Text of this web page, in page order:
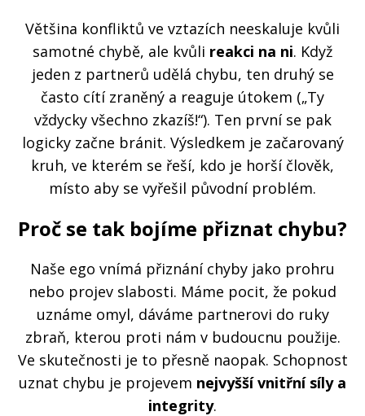
Většina konfliktů ve vztazích neeskaluje kvůli
samotné chybě, ale kvůli reakci na ni. Když
jeden z partnerů udělá chybu, ten druhý se
často cítí zraněný a reaguje útokem („Ty
vždycky všechno zkazíš!“). Ten první se pak
logicky začne bránit. Výsledkem je začarovaný
kruh, ve kterém se řeší, kdo je horší člověk,
místo aby se vyřešil původní problém.
Proč se tak bojíme přiznat chybu?
Naše ego vnímá přiznání chyby jako prohru
nebo projev slabosti. Máme pocit, že pokud
uznáme omyl, dáváme partnerovi do ruky
zbraň, kterou proti nám v budoucnu použije.
Ve skutečnosti je to přesně naopak. Schopnost
uznat chybu je projevem nejvyšší vnitřní síly a
integrity.